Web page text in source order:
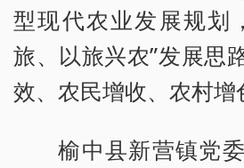
型现代农业发展规划
旅、以旅兴农”发展思
效、农民增收、农村增
榆中县新营镇党